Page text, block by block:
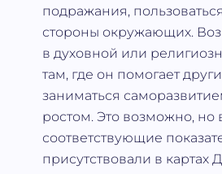
подражания,
стороны окружающих.
в духовной или
там, где он помогает
заниматься
ростом. Это возможно, но
соответствующие
присутствовали в картах